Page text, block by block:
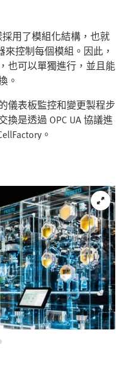
採用了模組化結構，也就
來控制每個模組。因此，
也可以單獨進行，並且能
。
儀表板監控和變更製程步
是透過 OPC UA 協議進
。